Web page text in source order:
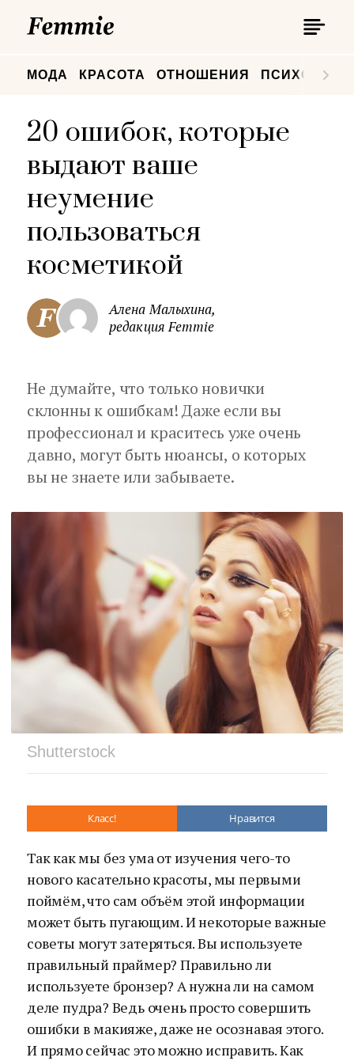
МОДА КРАСОТА ОТНОШЕНИЯ
20 ошибок, которые
выдают ваше
неумение
пользоваться
косметикой
Алена Малыхина,
редакция Femmie
Не думайте, что только новички
склонны к ошибкам! Даже если вы
профессионал и краситесь уже очень
давно, могут быть нюансы, о которых
вы не знаете или забываете.
Shutterstock
Класс! Нравится
Так как мы без ума от изучения чего-то
нового касательно красоты, мы первыми
поймём, что сам объём этой информации
может быть пугающим. И некоторые важные
советы могут затеряться. Вы используете
правильный праймер? Правильно ли
используете бронзер? А нужна ли на самом
деле пудра? Ведь очень просто совершить
ошибки в макияже, даже не осознавая этого.
И прямо сейчас это можно исправить. Как